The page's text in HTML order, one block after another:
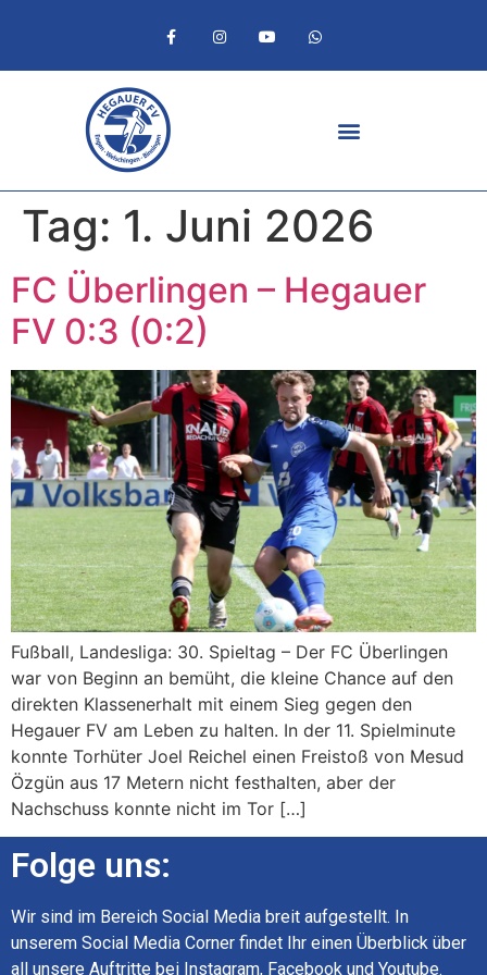
Tag: 1. Juni 2026
FC Überlingen – Hegauer
FV 0:3 (0:2)
Fußball, Landesliga: 30. Spieltag – Der FC Überlingen
war von Beginn an bemüht, die kleine Chance auf den
direkten Klassenerhalt mit einem Sieg gegen den
Hegauer FV am Leben zu halten. In der 11. Spielminute
konnte Torhüter Joel Reichel einen Freistoß von Mesud
Özgün aus 17 Metern nicht festhalten, aber der
Nachschuss konnte nicht im Tor […]
Folge uns:
Wir sind im Bereich Social Media breit aufgestellt. In
unserem Social Media Corner findet Ihr einen Überblick über
all unsere Auftritte bei Instagram, Facebook und Youtube.